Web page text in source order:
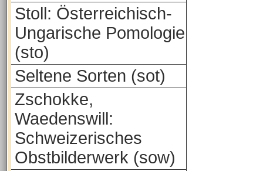
Stoll: Österreichisch-
Ungarische Pomologie
(sto)
Seltene Sorten (sot)
Zschokke,
Waedenswill:
Schweizerisches
Obstbilderwerk (sow)